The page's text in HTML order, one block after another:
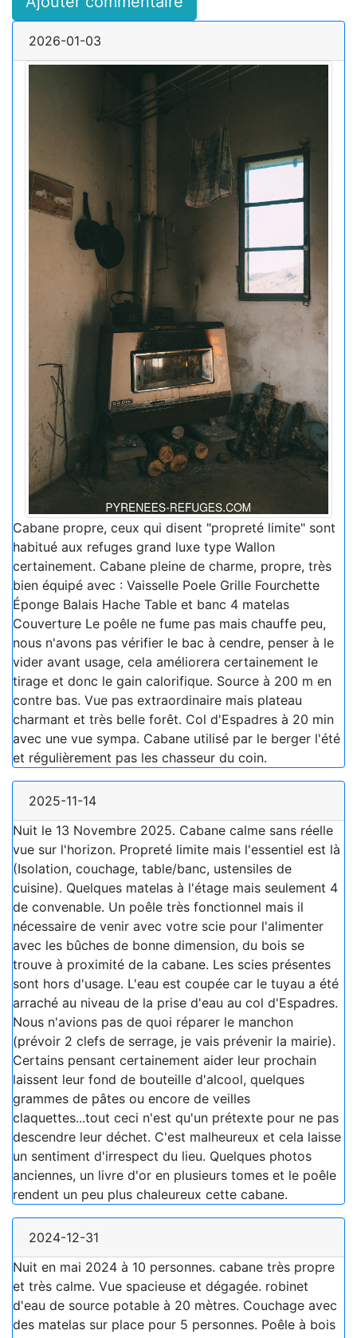
2026-01-03
Cabane propre, ceux qui disent "propreté limite" sont
habitué aux refuges grand luxe type Wallon
certainement. Cabane pleine de charme, propre, très
bien équipé avec : Vaisselle Poele Grille Fourchette
Éponge Balais Hache Table et banc 4 matelas
Couverture Le poêle ne fume pas mais chauffe peu,
nous n'avons pas vérifier le bac à cendre, penser à le
vider avant usage, cela améliorera certainement le
tirage et donc le gain calorifique. Source à 200 m en
contre bas. Vue pas extraordinaire mais plateau
charmant et très belle forêt. Col d'Espadres à 20 min
avec une vue sympa. Cabane utilisé par le berger l'été
et régulièrement pas les chasseur du coin.
2025-11-14
Nuit le 13 Novembre 2025. Cabane calme sans réelle
vue sur l'horizon. Propreté limite mais l'essentiel est là
(Isolation, couchage, table/banc, ustensiles de
cuisine). Quelques matelas à l'étage mais seulement 4
de convenable. Un poêle très fonctionnel mais il
nécessaire de venir avec votre scie pour l'alimenter
avec les bûches de bonne dimension, du bois se
trouve à proximité de la cabane. Les scies présentes
sont hors d'usage. L'eau est coupée car le tuyau a été
arraché au niveau de la prise d'eau au col d'Espadres.
Nous n'avions pas de quoi réparer le manchon
(prévoir 2 clefs de serrage, je vais prévenir la mairie).
Certains pensant certainement aider leur prochain
laissent leur fond de bouteille d'alcool, quelques
grammes de pâtes ou encore de veilles
claquettes...tout ceci n'est qu'un prétexte pour ne pas
descendre leur déchet. C'est malheureux et cela laisse
un sentiment d'irrespect du lieu. Quelques photos
anciennes, un livre d'or en plusieurs tomes et le poêle
rendent un peu plus chaleureux cette cabane.
2024-12-31
Nuit en mai 2024 à 10 personnes. cabane très propre
et très calme. Vue spacieuse et dégagée. robinet
d'eau de source potable à 20 mètres. Couchage avec
des matelas sur place pour 5 personnes. Poêle à bois